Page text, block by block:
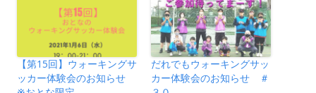
【第15回】ウォーキングサ
ッカー体験会のお知らせ
だれでもウォーキングサッ
カー体験会のお知らせ ＃